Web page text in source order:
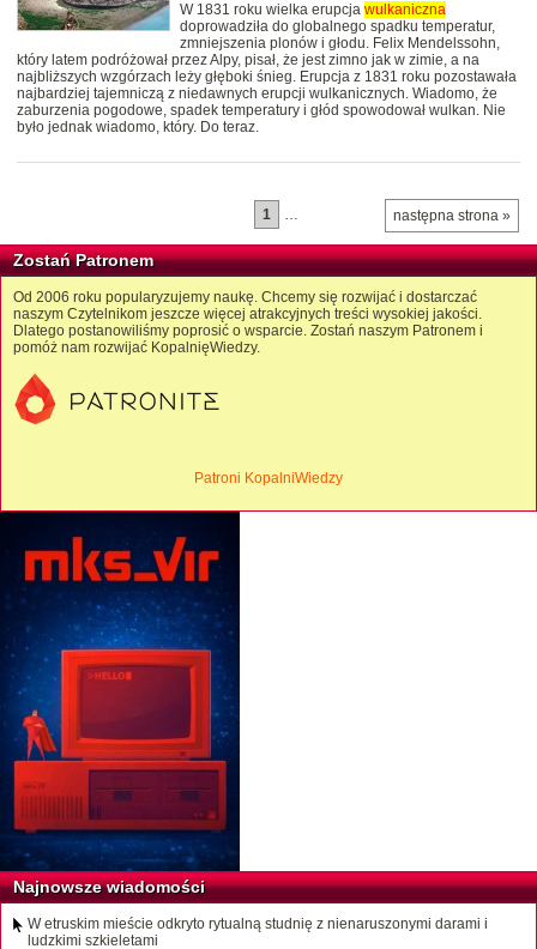
W 1831 roku wielka erupcja wulkaniczna
doprowadziła do globalnego spadku temperatur,
zmniejszenia plonów i głodu. Felix Mendelssohn,
który latem podróżował przez Alpy, pisał, że jest zimno jak w zimie, a na
najbliższych wzgórzach leży głęboki śnieg. Erupcja z 1831 roku pozostawała
najbardziej tajemniczą z niedawnych erupcji wulkanicznych. Wiadomo, że
zaburzenia pogodowe, spadek temperatury i głód spowodował wulkan. Nie
było jednak wiadomo, który. Do teraz.
następna strona »
1 …
Zostań Patronem
Od 2006 roku popularyzujemy naukę. Chcemy się rozwijać i dostarczać
naszym Czytelnikom jeszcze więcej atrakcyjnych treści wysokiej jakości.
Dlatego postanowiliśmy poprosić o wsparcie. Zostań naszym Patronem i
pomóż nam rozwijać KopalnięWiedzy.
Patroni KopalniWiedzy
Najnowsze wiadomości
W etruskim mieście odkryto rytualną studnię z nienaruszonymi darami i
ludzkimi szkieletami